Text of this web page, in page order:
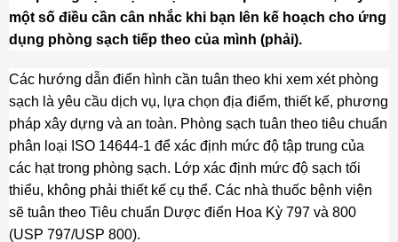
một số điều cần cân nhắc khi bạn lên kế hoạch cho ứng
dụng phòng sạch tiếp theo của mình (phải).
Các hướng dẫn điển hình cần tuân theo khi xem xét phòng
sạch là yêu cầu dịch vụ, lựa chọn địa điểm, thiết kế, phương
pháp xây dựng và an toàn. Phòng sạch tuân theo tiêu chuẩn
phân loại ISO 14644-1 để xác định mức độ tập trung của
các hạt trong phòng sạch. Lớp xác định mức độ sạch tối
thiểu, không phải thiết kế cụ thể. Các nhà thuốc bệnh viện
sẽ tuân theo Tiêu chuẩn Dược điển Hoa Kỳ 797 và 800
(USP 797/USP 800).